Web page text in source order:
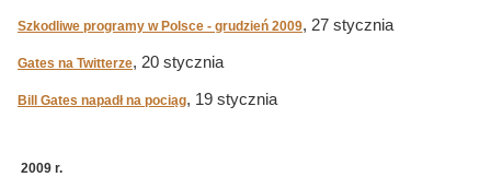
Szkodliwe programy w Polsce - grudzień 2009, 27 stycznia
Gates na Twitterze, 20 stycznia
Bill Gates napadł na pociąg, 19 stycznia
2009 r.